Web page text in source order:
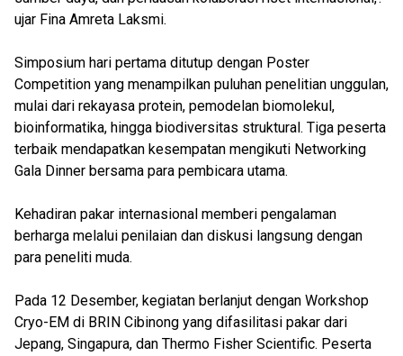
ujar Fina Amreta Laksmi.
Simposium hari pertama ditutup dengan Poster
Competition yang menampilkan puluhan penelitian unggulan,
mulai dari rekayasa protein, pemodelan biomolekul,
bioinformatika, hingga biodiversitas struktural. Tiga peserta
terbaik mendapatkan kesempatan mengikuti Networking
Gala Dinner bersama para pembicara utama.
Kehadiran pakar internasional memberi pengalaman
berharga melalui penilaian dan diskusi langsung dengan
para peneliti muda.
Pada 12 Desember, kegiatan berlanjut dengan Workshop
Cryo-EM di BRIN Cibinong yang difasilitasi pakar dari
Jepang, Singapura, dan Thermo Fisher Scientific. Peserta